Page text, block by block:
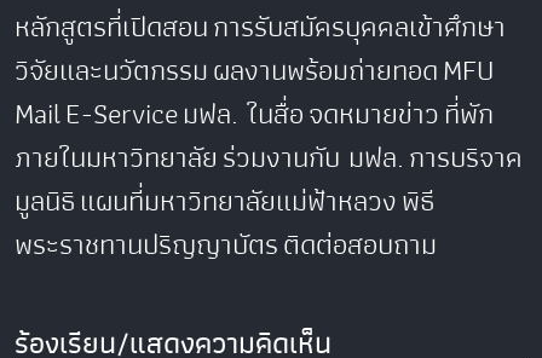
หลักสูตรที่เปิดสอนการรับสมัครบุคคลเข้าศึกษา
วิจัยและนวัตกรรมผลงานพร้อมถ่ายทอดMFU
MailE-Serviceมฟล. ในสื่อจดหมายข่าวที่พัก
ภายในมหาวิทยาลัยร่วมงานกับ มฟล.การบริจาค
มูลนิธิแผนที่มหาวิทยาลัยแม่ฟ้าหลวงพิธี
พระราชทานปริญญาบัตรติดต่อสอบถาม
ร้องเรียน/แสดงความคิดเห็น